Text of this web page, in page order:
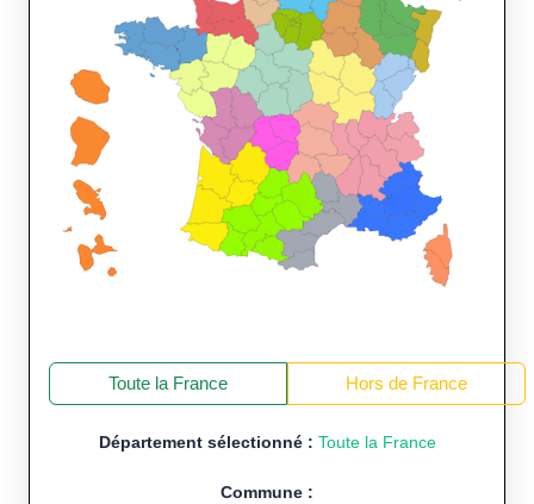
Toute la France Hors de France
Département sélectionné : Toute la France
Commune :